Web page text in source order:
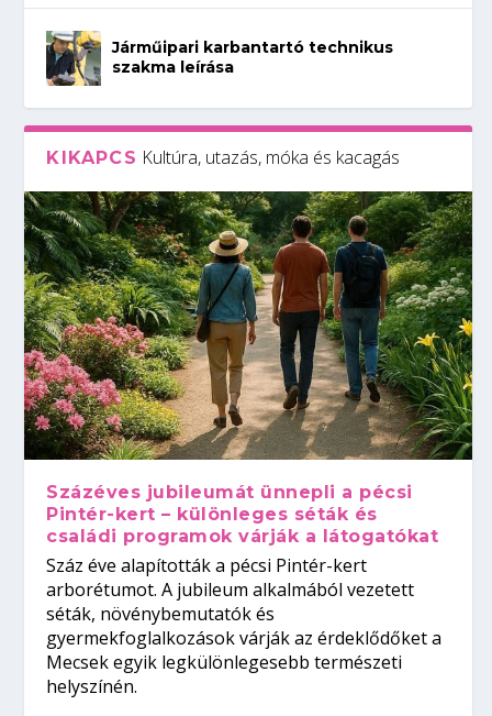
Járműipari karbantartó technikus
szakma leírása
KIKAPCS Kultúra, utazás, móka és kacagás
Százéves jubileumát ünnepli a pécsi
Pintér-kert – különleges séták és
családi programok várják a látogatókat
Száz éve alapították a pécsi Pintér-kert
arborétumot. A jubileum alkalmából vezetett
séták, növénybemutatók és
gyermekfoglalkozások várják az érdeklődőket a
Mecsek egyik legkülönlegesebb természeti
helyszínén.